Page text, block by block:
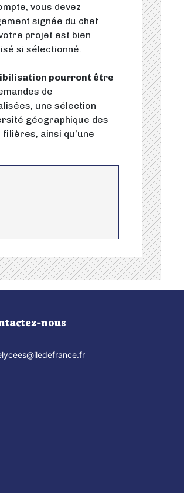
vous devez
signée du chef
projet est bien
si sélectionné.
pourront être
de
une sélection
géographique des
ainsi qu’une
nous